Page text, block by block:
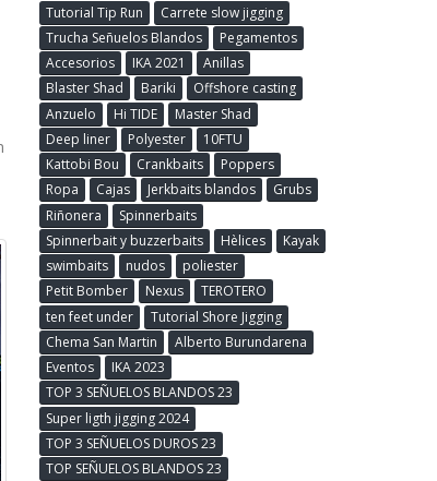
Tutorial Tip Run
Carrete slow jigging
Trucha Señuelos Blandos
Pegamentos
Accesorios
IKA 2021
Anillas
Blaster Shad
Bariki
Offshore casting
Anzuelo
Hi TIDE
Master Shad
Deep liner
Polyester
10FTU
Kattobi Bou
Crankbaits
Poppers
Ropa
Cajas Jerkbaits blandos
Grubs
Riñonera
Spinnerbaits
Spinnerbait y buzzerbaits
Hèlices
Kayak
swimbaits
nudos
poliester
Petit Bomber
Nexus
TEROTERO
ten feet under
Tutorial Shore Jigging
Chema San Martin
Alberto Burundarena
Eventos
IKA 2023
TOP 3 SEÑUELOS BLANDOS 23
Super ligth jigging 2024
TOP 3 SEÑUELOS DUROS 23
TOP SEÑUELOS BLANDOS 23